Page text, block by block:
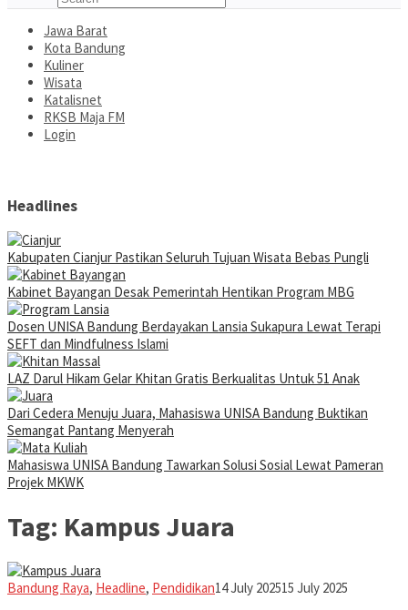
Jawa Barat
Kota Bandung
Kuliner
Wisata
Katalisnet
RKSB Maja FM
Login
Headlines
Kabupaten Cianjur Pastikan Seluruh Tujuan Wisata Bebas Pungli
Kabinet Bayangan Desak Pemerintah Hentikan Program MBG
Dosen UNISA Bandung Berdayakan Lansia Sukapura Lewat Terapi
SEFT dan Mindfulness Islami
LAZ Darul Hikam Gelar Khitan Gratis Berkualitas Untuk 51 Anak
Dari Cedera Menuju Juara, Mahasiswa UNISA Bandung Buktikan
Semangat Pantang Menyerah
Mahasiswa UNISA Bandung Tawarkan Solusi Sosial Lewat Pameran
Projek MKWK
Tag: Kampus Juara
Bandung Raya, Headline, PendidikanIman
14 July 202515 July 2025